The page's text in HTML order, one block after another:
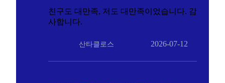
친구도 대만족, 저도 대만족이었습니다. 감
사합니다.
산타클로스 2026-07-12